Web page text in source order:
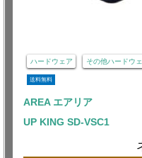
ハードウェア その他ハードウ
送料無料
AREA エアリア
UP KING SD-VSC1